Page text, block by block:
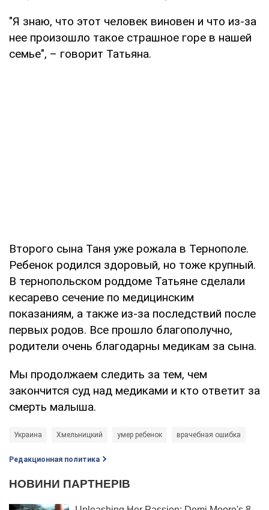
"Я знаю, что этот человек виновен и что из-за
нее произошло такое страшное горе в нашей
семье", – говорит Татьяна.
Второго сына Таня уже рожала в Тернополе.
Ребенок родился здоровый, но тоже крупный.
В тернопольском роддоме Татьяне сделали
кесарево сечение по медицинским
показаниям, а также из-за последствий после
первых родов. Все прошло благополучно,
родители очень благодарны медикам за сына.
Мы продолжаем следить за тем, чем
закончится суд над медиками и кто ответит за
смерть малыша.
Украина Хмельницкий умер ребенок врачебная ошибка
Редакционная политика